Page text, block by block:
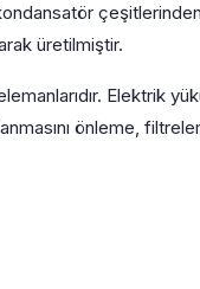
üretilmiştir.
Elektrik
önleme,